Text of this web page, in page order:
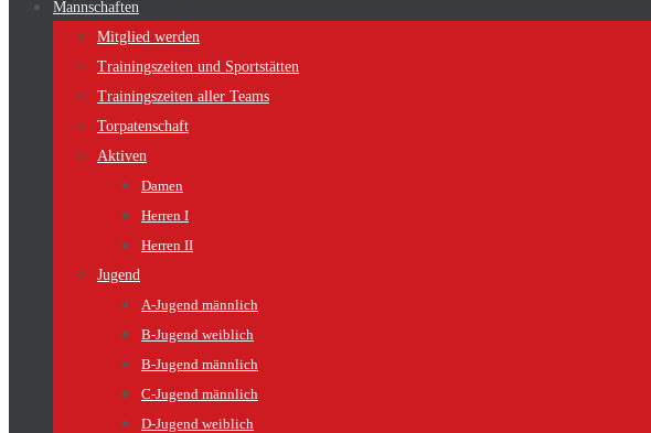
Mannschaften
Mitglied werden
Trainingszeiten und Sportstätten
Trainingszeiten aller Teams
Torpatenschaft
Aktiven
Damen
Herren I
Herren II
Jugend
A-Jugend männlich
B-Jugend weiblich
B-Jugend männlich
C-Jugend männlich
D-Jugend weiblich